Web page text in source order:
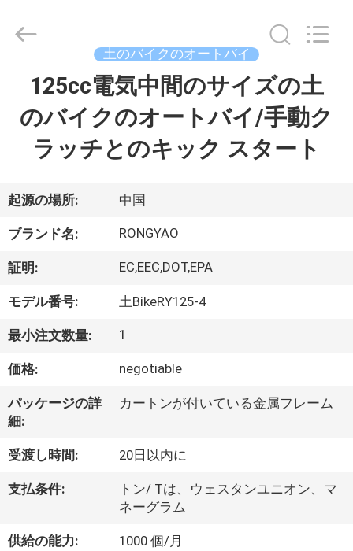
ダ
ク
ト
私
に
つ
い
て
工
Shanghai
Rongyao
土のバイクのオートバイ
125cc電気中間のサイズの土
のバイクのオートバイ/手動ク
ラッチとのキック スタート
起源の場所: 中国
ブランド名: RONGYAO
証明: EC,EEC,DOT,EPA
モデル番号: 土BikeRY125-4
最小注文数量: 1
価格: negotiable
パッケージの詳
細:
カートンが付いている金属フレーム
受渡し時間: 20日以内に
支払条件:
トン/ Tは、ウェスタンユニオン、マ
ネーグラム
供給の能力: 1000 個/月